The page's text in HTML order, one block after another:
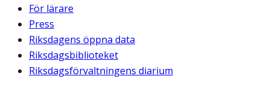
För lärare
Press
Riksdagens öppna data
Riksdagsbiblioteket
Riksdagsförvaltningens diarium